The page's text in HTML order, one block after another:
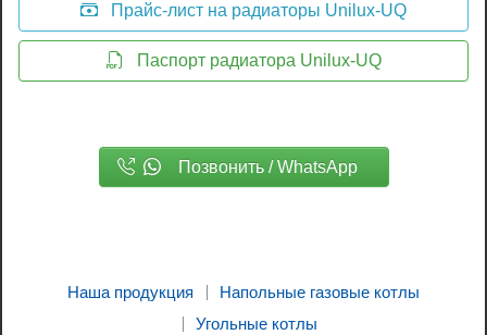
Прайс-лист на радиаторы Unilux-UQ
Паспорт радиатора Unilux-UQ
Позвонить / WhatsApp
Наша продукция
Напольные газовые котлы
Угольные котлы